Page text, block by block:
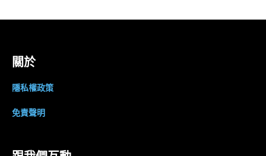
關於
隱私權政策
免責聲明